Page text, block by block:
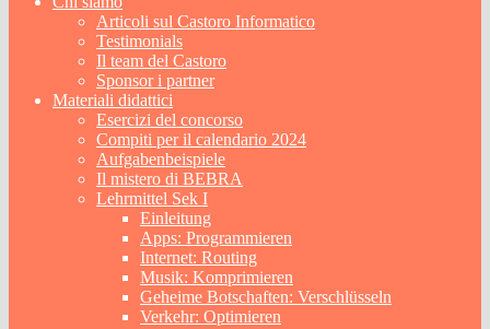
Articoli sul Castoro Informatico
Testimonials
Il team del Castoro
Sponsor i partner
Materiali didattici
Esercizi del concorso
Compiti per il calendario 2024
Aufgabenbeispiele
Il mistero di BEBRA
Lehrmittel Sek I
Einleitung
Apps: Programmieren
Internet: Routing
Musik: Komprimieren
Geheime Botschaften: Verschlüsseln
Verkehr: Optimieren